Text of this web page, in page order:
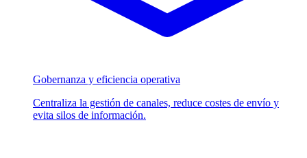
Gobernanza y eficiencia operativa
Centraliza la gestión de canales, reduce costes de envío y
evita silos de información.